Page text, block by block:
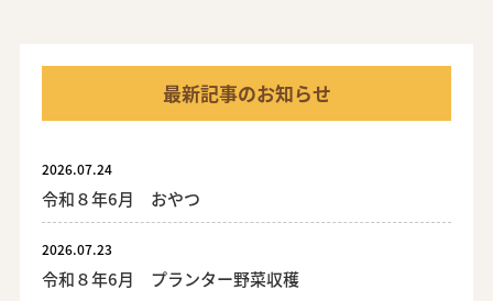
最新記事のお知らせ
2026.07.24
令和８年6月 おやつ
2026.07.23
令和８年6月 プランター野菜収穫